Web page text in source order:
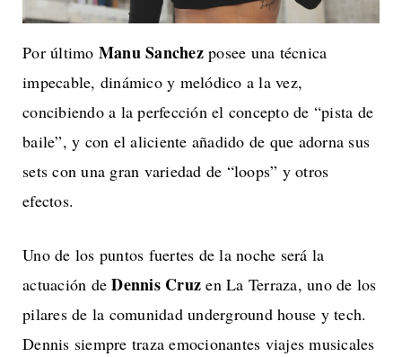
Por último Manu Sanchez posee una técnica
impecable, dinámico y melódico a la vez,
concibiendo a la perfección el concepto de “pista de
baile”, y con el aliciente añadido de que adorna sus
sets con una gran variedad de “loops” y otros
efectos.
Uno de los puntos fuertes de la noche será la
actuación deDennis Cruz en La Terraza, uno de los
pilares de la comunidad underground house y tech.
Dennis siempre traza emocionantes viajes musicales